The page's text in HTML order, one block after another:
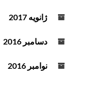
ژانویه 2017
دسامبر 2016
نوامبر 2016